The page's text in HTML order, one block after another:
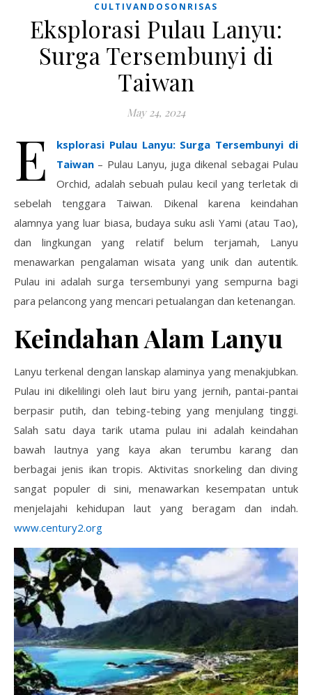
CULTIVANDOSONRISAS
Eksplorasi Pulau Lanyu:
Surga Tersembunyi di
Taiwan
May 24, 2024
E
ksplorasi Pulau Lanyu: Surga Tersembunyi di
Taiwan – Pulau Lanyu, juga dikenal sebagai Pulau
Orchid, adalah sebuah pulau kecil yang terletak di
sebelah tenggara Taiwan. Dikenal karena keindahan
alamnya yang luar biasa, budaya suku asli Yami (atau Tao),
dan lingkungan yang relatif belum terjamah, Lanyu
menawarkan pengalaman wisata yang unik dan autentik.
Pulau ini adalah surga tersembunyi yang sempurna bagi
para pelancong yang mencari petualangan dan ketenangan.
Keindahan Alam Lanyu
Lanyu terkenal dengan lanskap alaminya yang menakjubkan.
Pulau ini dikelilingi oleh laut biru yang jernih, pantai-pantai
berpasir putih, dan tebing-tebing yang menjulang tinggi.
Salah satu daya tarik utama pulau ini adalah keindahan
bawah lautnya yang kaya akan terumbu karang dan
berbagai jenis ikan tropis. Aktivitas snorkeling dan diving
sangat populer di sini, menawarkan kesempatan untuk
menjelajahi kehidupan laut yang beragam dan indah.
www.century2.org